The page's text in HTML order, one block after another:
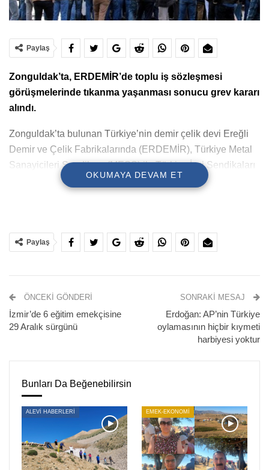
Paylaş
Zonguldak’ta, ERDEMİR’de toplu iş sözleşmesi
görüşmelerinde tıkanma yaşanması sonucu grev kararı
alındı.
Zonguldak’ta bulunan Türkiye’nin demir çelik devi Ereğli
Demir ve Çelik Fabrikalarında (ERDEMİR), Türkiye Metal
Sanayicileri Sendikası (MESS) ile Türkiye İşçi Sendikaları
Konfederasyonu’na (Türk İş) bağlı Türk Metal Sendikası
Türk Metal Sendikası ile Erdemir arasında yürütülen 26.
Taleplerin kabul edilmemesi üzerine tıkanan görüşmelerin
ardından grev kararı alındı.
OKUMAYA DEVAM ET
Paylaş
ÖNCEKI GÖNDERI
İzmir’de 6 eğitim emekçisine
29 Aralık sürgünü
SONRAKI MESAJ
Erdoğan: AP’nin Türkiye
oylamasının hiçbir kıymeti
harbiyesi yoktur
Bunları Da Beğenebilirsin
ALEVİ HABERLERİ EMEK-EKONOMİ